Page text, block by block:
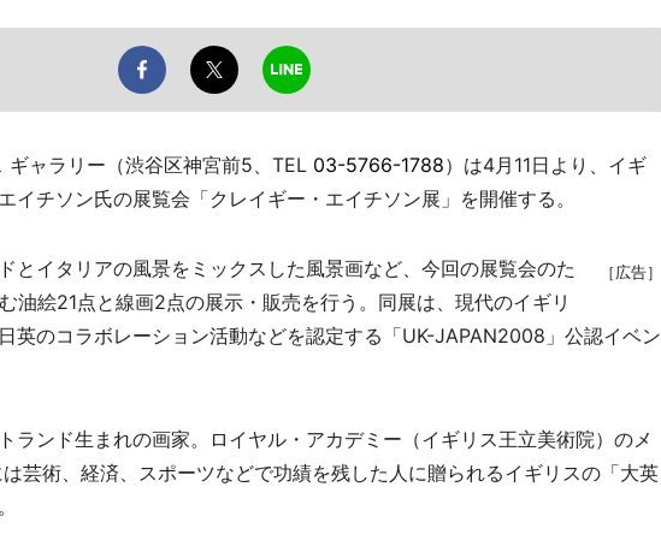
ャラリー（渋谷区神宮前5、TEL 03-5766-1788）は4月11日より、イギ
イチソン氏の展覧会「クレイギー・エイチソン展」を開催する。
［広告］
とイタリアの風景をミックスした風景画など、今回の展覧会のた
油絵21点と線画2点の展示・販売を行う。同展は、現代のイギリ
英のコラボレーション活動などを認定する「UK-JAPAN2008」公認イベン
ランド生まれの画家。ロイヤル・アカデミー（イギリス王立美術院）のメ
芸術、経済、スポーツなどで功績を残した人に贈られるイギリスの「大英